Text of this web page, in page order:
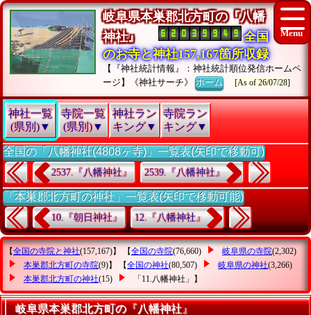
岐阜県本巣郡北方町の『八幡
神社』
全国
のお寺と神社157,167箇所収録
【『神社統計情報』：神社統計順位発信ホームペ
ージ】《神社サーチ》ホーム [As of 26/07/28]
神社一覧
(県別)▼
寺院一覧
(県別)▼
神社ラン
キング▼
寺院ラン
キング▼
全国の「八幡神社(4808ヶ寺)」一覧表(矢印で移動可)
2537.『八幡神社』 2539.『八幡神社』
「本巣郡北方町の神社」一覧表(矢印で移動可能)
10.『朝日神社』 12.『八幡神社』
【全国の寺院と神社(157,167)】 【全国の寺院(76,660) 岐阜県の寺院(2,302)
本巣郡北方町の寺院(9)】 【全国の神社(80,507) 岐阜県の神社(3,266)
本巣郡北方町の神社(15) 「11.八幡神社」 】
岐阜県本巣郡北方町の『八幡神社』